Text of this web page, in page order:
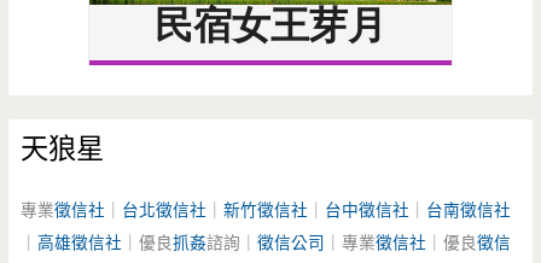
天狼星
專業徵信社 台北徵信社 ｜新竹徵信社 台中徵信社
台南徵信社
｜高雄徵信社 ｜優良抓姦諮詢｜徵信公司 ｜專業徵信社 ｜優良徵信